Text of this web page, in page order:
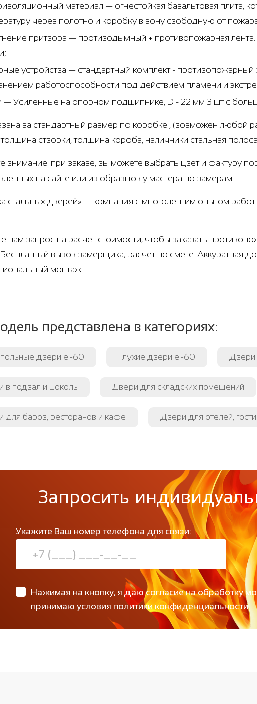
материал — огнестойкая базальтовая плита,
через полотно и коробку в зону свободную от
притвора — противодымный + противопожарная
устройства — стандартный комплект -
работоспособности под действием пламени и
— Усиленные на опорном подшипнике, D - 22 мм 3 шт с
за стандартный размер по коробке , (возможен любой
толщина створки, толщина короба, наличники стальная
внимание: при заказе, вы можете выбрать цвет и фактуру
на сайте или из образцов у мастера по замерам.
стальных дверей» — компания с многолетним опытом
нам запрос на расчет стоимости, чтобы заказать
вызов замерщика, расчет по смете. Аккуратная
монтаж.
представлена в категориях:
двери ei-60 Глухие двери ei-60 Двери
в подвал и цоколь Двери для складских помещений
для баров, ресторанов и кафе Двери для отелей,
Запросить
Укажите Ваш номер телефона для связи:
Нажимая на кнопку, я даю согласие на обработку
принимаю условия политики конфиденциальности.